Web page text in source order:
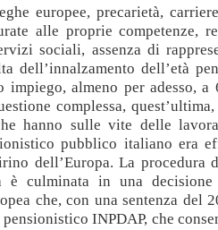
europee, precarietà,
alle proprie competenze,
sociali, assenza di
dell’innalzamento dell’età
impiego, almeno per adesso,
complessa,
hanno sulle vite delle
pubblico italiano era
dell’Europa. La procedura
è culminata in una
che, con una sentenza del
INPDAP, che